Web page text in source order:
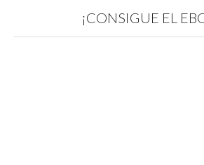
¡CONSIGUE EL